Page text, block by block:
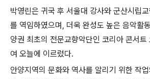
박영린은 귀국 후 서울대 강사와 군산시립
를 역임하였으며, 더욱 완성도 높은 음악활
양권 최초의 전문교향악단인 코리아 콘서
여 오늘에 이르렀다.
안양지역의 문화와 역사를 알리기 위한 작